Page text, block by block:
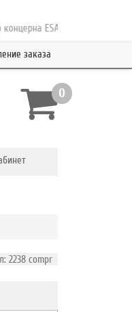
ESAB с 2010 года
заказа
0
2238 compr